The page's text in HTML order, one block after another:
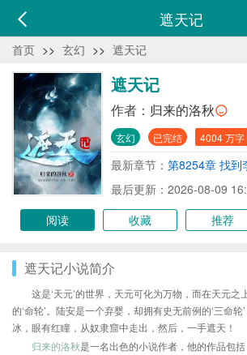
遮天记
首页 >> 玄幻 >> 遮天记
遮天记
作者： 归来的洛秋
玄幻 已完结 4004 万字
最新章节： 第8254章 找到
最后更新：2026-08-09
阅读
收藏 推荐
遮天记小说简介
这是‘天元’的世界，天元可化为万物，而在天元之
的‘命轮’。陆安是一个弃婴，却拥有史无前例的‘三命
冰，眼有红瞳，从奴隶窟中走出，然后，一手遮天！
归来的洛秋是一名出色的小说作者，他的作品包